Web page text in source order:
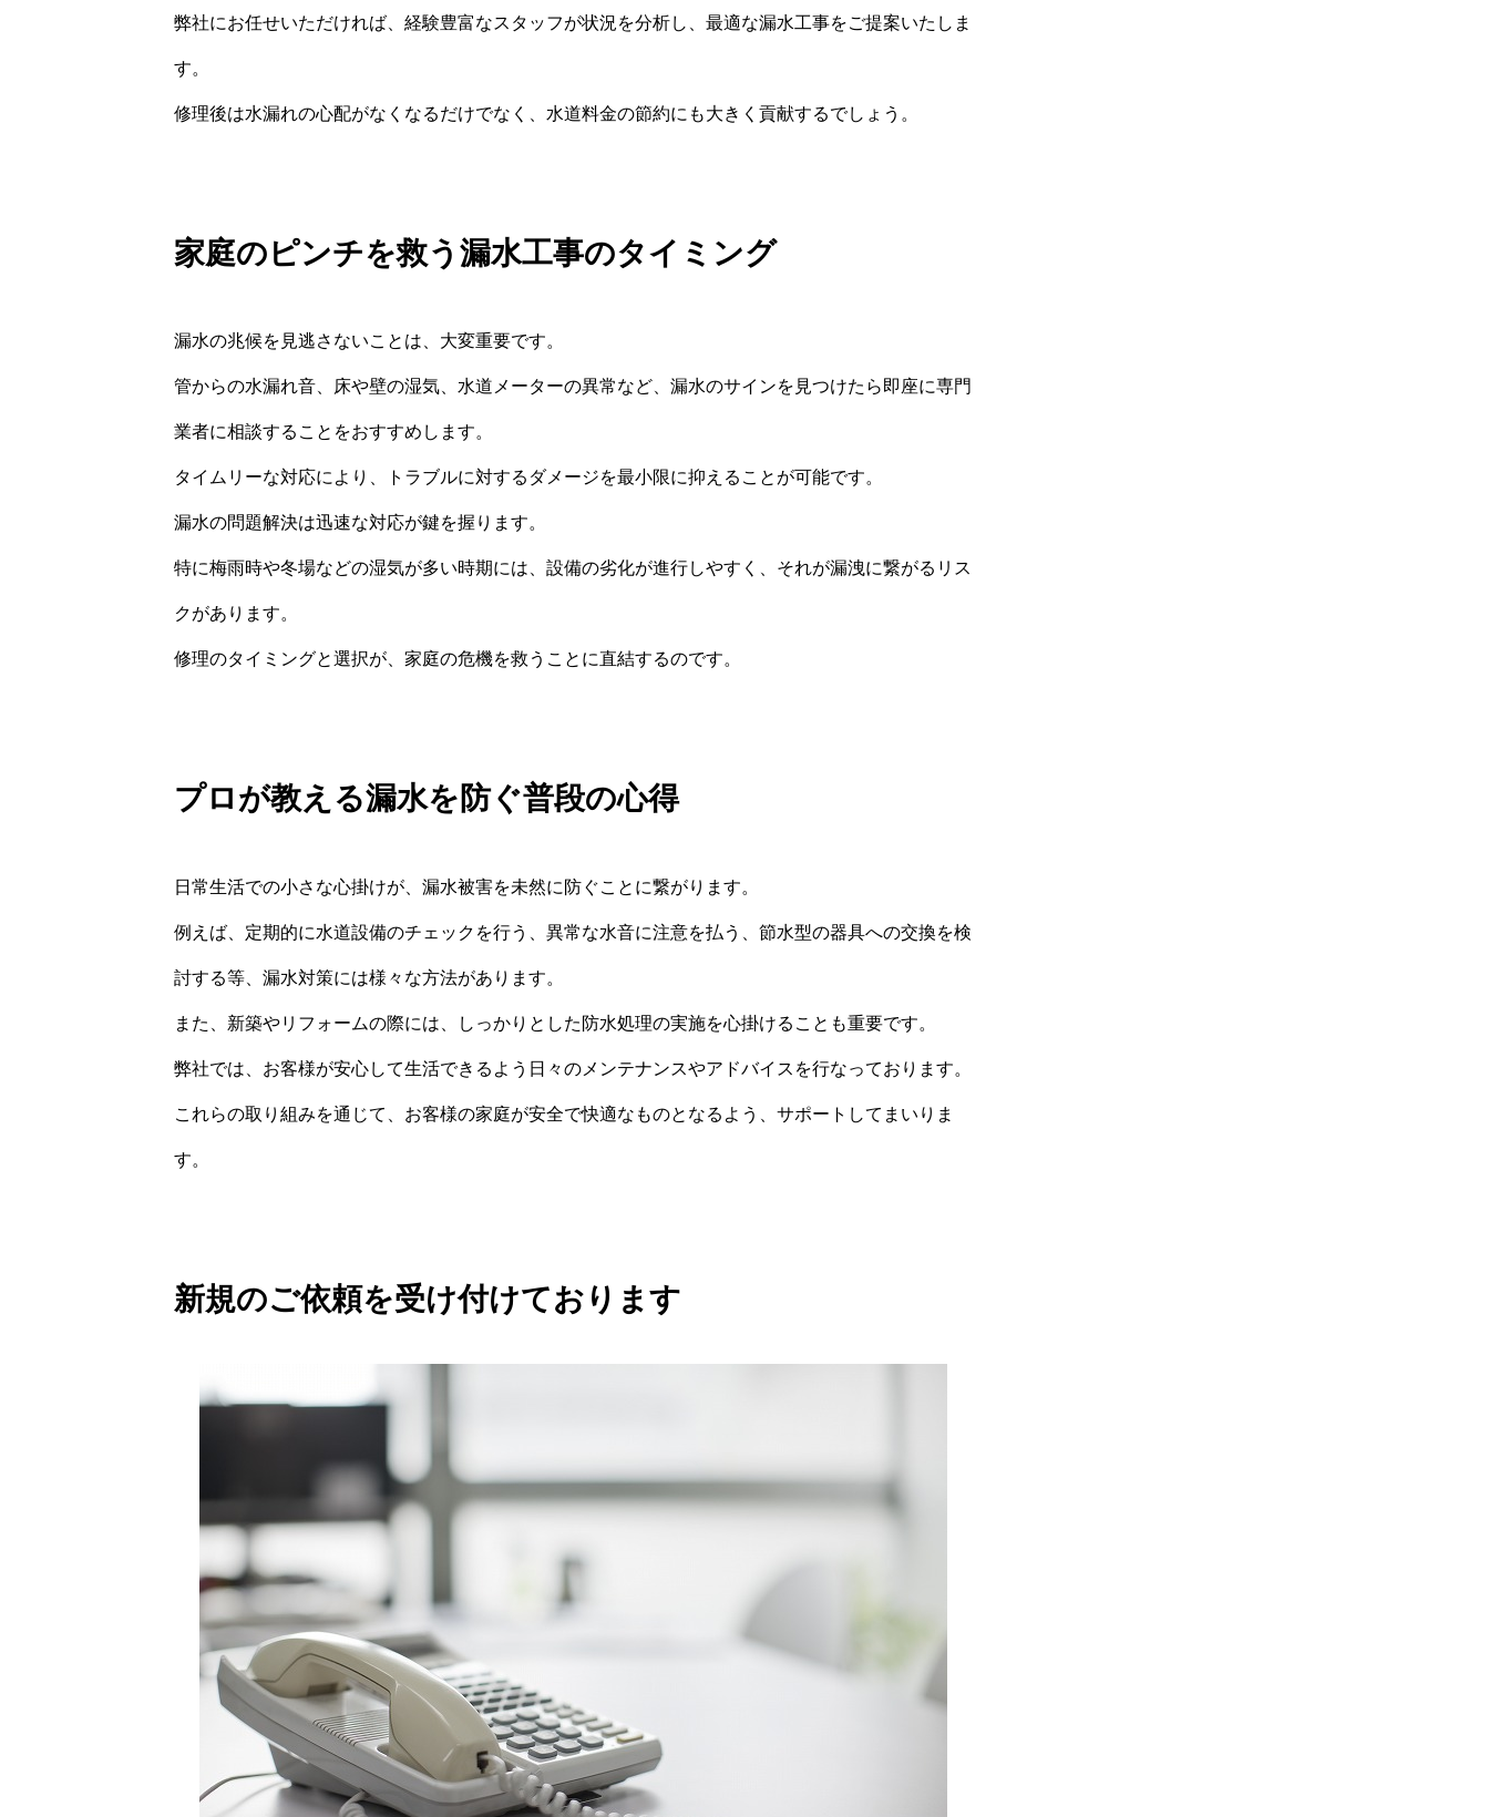
弊社にお任せいただければ、経験豊富なスタッフが状況を分析し、最適な漏水工事をご提案いたしま
す。
修理後は水漏れの心配がなくなるだけでなく、水道料金の節約にも大きく貢献するでしょう。
家庭のピンチを救う漏水工事のタイミング
漏水の兆候を見逃さないことは、大変重要です。
管からの水漏れ音、床や壁の湿気、水道メーターの異常など、漏水のサインを見つけたら即座に専門
業者に相談することをおすすめします。
タイムリーな対応により、トラブルに対するダメージを最小限に抑えることが可能です。
漏水の問題解決は迅速な対応が鍵を握ります。
特に梅雨時や冬場などの湿気が多い時期には、設備の劣化が進行しやすく、それが漏洩に繋がるリス
クがあります。
修理のタイミングと選択が、家庭の危機を救うことに直結するのです。
プロが教える漏水を防ぐ普段の心得
日常生活での小さな心掛けが、漏水被害を未然に防ぐことに繋がります。
例えば、定期的に水道設備のチェックを行う、異常な水音に注意を払う、節水型の器具への交換を検
討する等、漏水対策には様々な方法があります。
また、新築やリフォームの際には、しっかりとした防水処理の実施を心掛けることも重要です。
弊社では、お客様が安心して生活できるよう日々のメンテナンスやアドバイスを行なっております。
これらの取り組みを通じて、お客様の家庭が安全で快適なものとなるよう、サポートしてまいりま
す。
新規のご依頼を受け付けております